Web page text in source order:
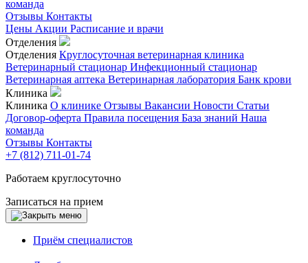
команда
Отзывы Контакты
Цены Акции Расписание и врачи
Отделения
Отделения Круглосуточная ветеринарная клиника
Ветеринарный стационар Инфекционный стационар
Ветеринарная аптека Ветеринарная лаборатория Банк крови
Клиника
Клиника О клинике Отзывы Вакансии Новости Статьи
Договор-оферта Правила посещения База знаний Наша
команда
Отзывы Контакты
+7 (812) 711-01-74
Работаем круглосуточно
Записаться на прием
Приём специалистов